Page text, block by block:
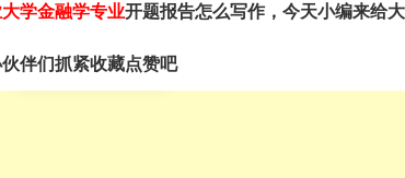
学金融学专业开题报告怎么写作，今天小编来给
伴们抓紧收藏点赞吧